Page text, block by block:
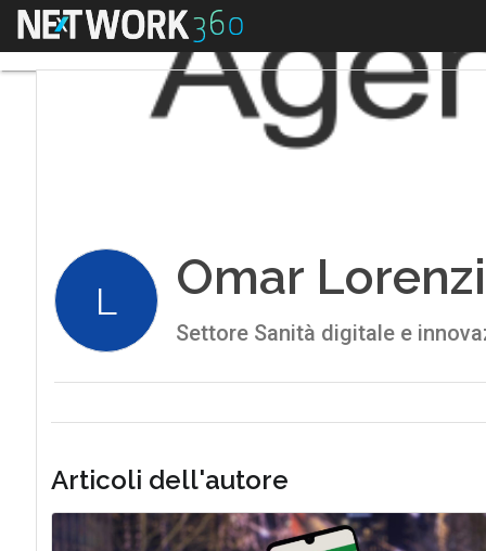
Menu
L Omar
Settore Sanità digitale e
Articoli dell'autore